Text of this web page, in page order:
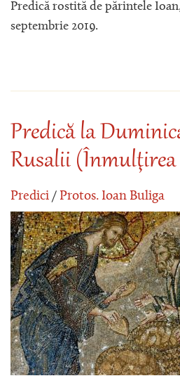
Predică rostită de părintele
septembrie 2019.
Predică la
Rusalii
Predici / Protos. Ioan Buliga